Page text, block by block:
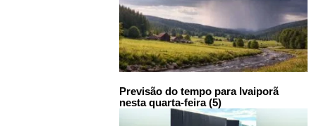
Previsão do tempo para Ivaiporã
nesta quarta-feira (5)